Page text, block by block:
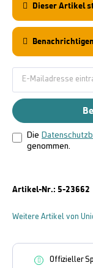
Dieser Artikel
Die
genommen.
Artikel-Nr.: 5-23662
Weitere Artikel von
Offizieller